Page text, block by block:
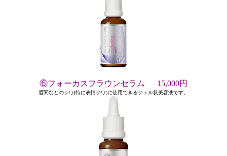
⑥フォーカスフラウンセラム 15,000円
眉間などのシワ(特に表情ジワ)に使用できるジェル状美容液です。